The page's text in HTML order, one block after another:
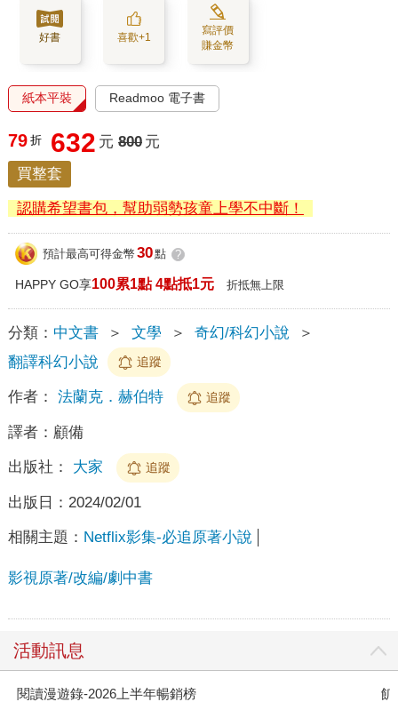
好書 喜歡+1
寫評價
賺金幣
紙本平裝 Readmoo 電子書
79 折 632 元 800 元
買整套
認購希望書包，幫助弱勢孩童上學不中斷！
預計最高可得金幣 30點 ?
HAPPY GO享100累1點 4點抵1元 折抵無上限
分類： 中文書 ＞ 文學 ＞ 奇幻/科幻小說
＞
翻譯科幻小說
追蹤
作者： 法蘭克．赫伯特 追蹤
譯者： 顧備
出版社： 大家 追蹤
出版日： 2024/02/01
相關主題： Netflix影集-必追原著小說
影視原著/改編/劇中書
活動訊息
閱讀漫遊錄-2026上半年暢銷榜 飢